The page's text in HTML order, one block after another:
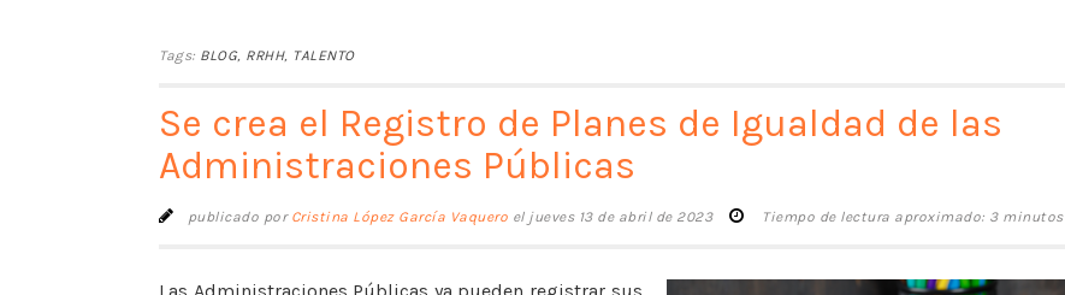
Tags: BLOG, RRHH, TALENTO
Se crea el Registro de Planes de Igualdad de las
Administraciones Públicas
publicado por Cristina López García Vaquero el jueves 13 de abril de 2023 Tiempo de lectura aproximado: 3 minutos